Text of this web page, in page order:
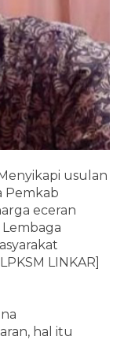
usulan
Pemkab
eceran
LINKAR]
hal itu